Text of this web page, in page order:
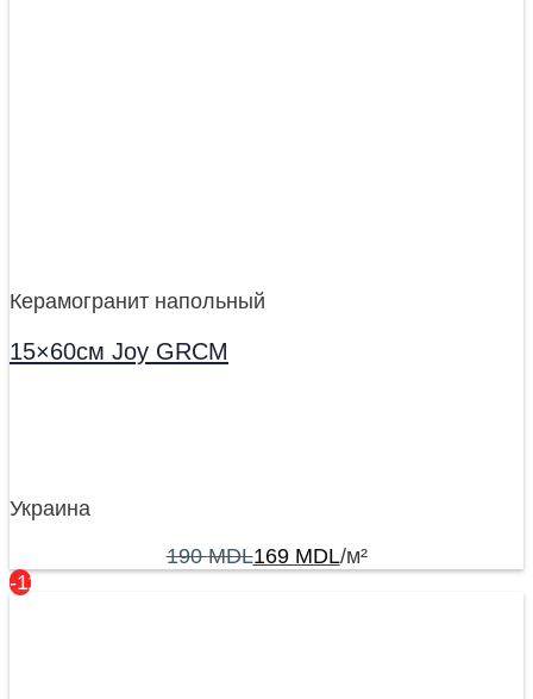
Керамогранит напольный
15×60см Joy GRCM
Украина
190MDL169 MDL/м²
-11%